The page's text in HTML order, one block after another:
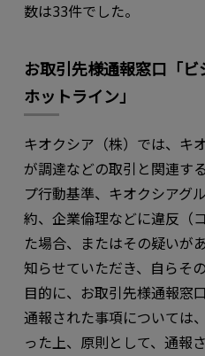
数は33件でした。
お取引先様通報窓口「ビ
ホットライン」
キオクシア（株）では、キ
が調達などの取引と関連す
プ行動基準、キオクシアグ
約、企業倫理などに違反（
た場合、またはその疑いが
知らせていただき、自らそ
目的に、お取引先様通報窓
通報された事項については
った上、原則として、通報